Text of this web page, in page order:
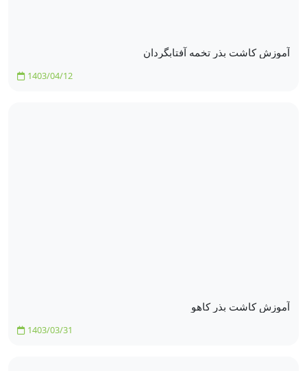
آموزش کاشت بذر تخمه آفتابگردان
1403/04/12
آموزش کاشت بذر کاهو
1403/03/31